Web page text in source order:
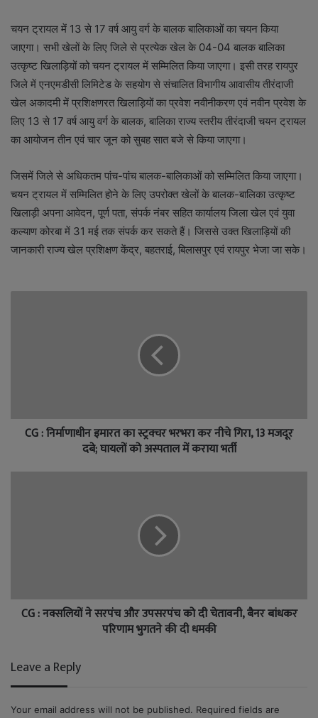
चयन ट्रायल में 13 से 17 वर्ष आयु वर्ग के बालक बालिकाओं का चयन किया
जाएगा। सभी खेलों के लिए जिले से प्रत्येक खेल के 04-04 बालक बालिका
उत्कृष्ट खिलाड़ियों को चयन ट्रायल में सम्मिलित किया जाएगा। इसी तरह रायपुर
जिले में एनएमडीसी लिमिटेड के सहयोग से संचालित विभागीय आवासीय तीरंदाजी
खेल अकादमी में प्रशिक्षणरत खिलाड़ियों का प्रवेश नवीनीकरण एवं नवीन प्रवेश के
लिए 13 से 17 वर्ष आयु वर्ग के बालक, बालिका राज्य स्तरीय तीरंदाजी चयन ट्रायल
का आयोजन तीन एवं चार जून को सुबह सात बजे से किया जाएगा।
जिसमें जिले से अधिकतम पांच-पांच बालक-बालिकाओं को सम्मिलित किया जाएगा।
चयन ट्रायल में सम्मिलित होने के लिए उपरोक्त खेलों के बालक-बालिका उत्कृष्ट
खिलाड़ी अपना आवेदन, पूर्ण पता, संपर्क नंबर सहित कार्यालय जिला खेल एवं युवा
कल्याण कोरबा में 31 मई तक संपर्क कर सकते हैं। जिससे उक्त खिलाड़ियों की
जानकारी राज्य खेल प्रशिक्षण केंद्र, बहतराई, बिलासपुर एवं रायपुर भेजा जा सके।
CG : निर्माणाधीन इमारत का स्ट्रक्चर भरभरा कर नीचे गिरा, 13 मजदूर
दबे; घायलों को अस्पताल में कराया भर्ती
CG : नक्सलियों ने सरपंच और उपसरपंच को दी चेतावनी, बैनर बांधकर
परिणाम भुगतने की दी धमकी
Leave a Reply
Your email address will not be published. Required fields are